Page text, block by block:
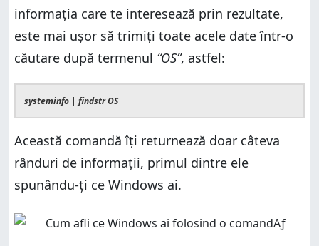
informația care te interesează prin rezultate,
este mai ușor să trimiți toate acele date într-o
căutare după termenul “OS”, astfel:
systeminfo | findstr OS
Această comandă îți returnează doar câteva
rânduri de informații, primul dintre ele
spunându-ți ce Windows ai.